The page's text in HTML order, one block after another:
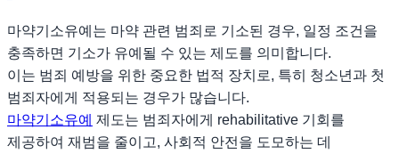
마약기소유예는 마약 관련 범죄로 기소된 경우, 일정 조건을
충족하면 기소가 유예될 수 있는 제도를 의미합니다.
이는 범죄 예방을 위한 중요한 법적 장치로, 특히 청소년과 첫
범죄자에게 적용되는 경우가 많습니다.
마약기소유예 제도는 범죄자에게 rehabilitative 기회를
제공하여 재범을 줄이고, 사회적 안전을 도모하는 데